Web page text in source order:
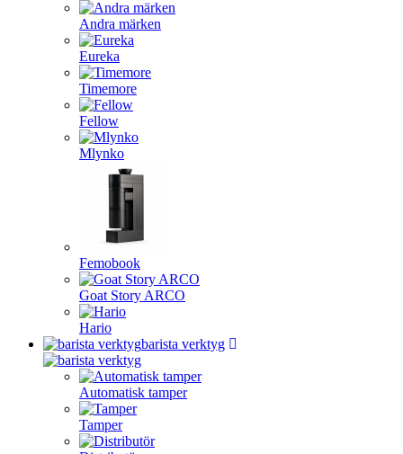
Andra märken
Eureka
Timemore
Fellow
Mlynko
Femobook
Goat Story ARCO
Hario
barista verktyg
Automatisk tamper
Tamper